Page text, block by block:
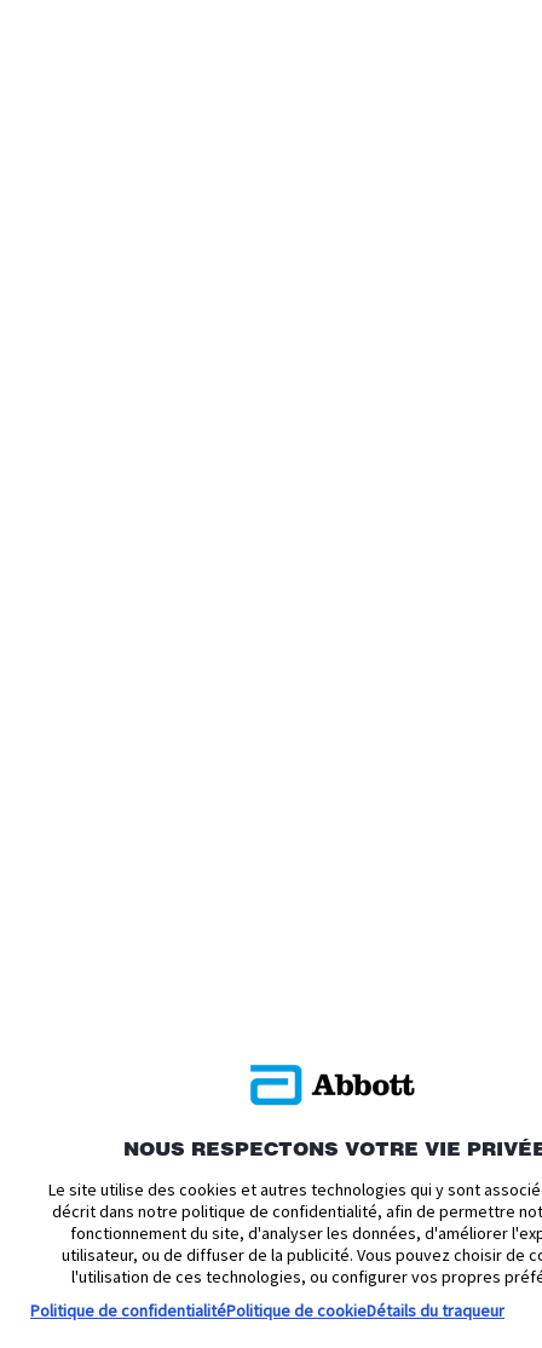
NOUS RESPECTONS VOTRE VIE
Le site utilise des cookies et autres technologies qui y sont
décrit dans notre politique de confidentialité, afin de permettre
fonctionnement du site, d'analyser les données, d'améliorer
utilisateur, ou de diffuser de la publicité. Vous pouvez choisir de
l'utilisation de ces technologies, ou configurer vos propres
Politique de confidentialitéPolitique de cookieDétails du traqueur